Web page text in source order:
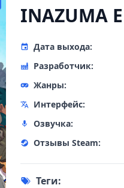
INAZUMA
Дата выхода:
Разработчик:
Жанры:
Интерфейс:
Озвучка:
Отзывы Steam:
Теги: